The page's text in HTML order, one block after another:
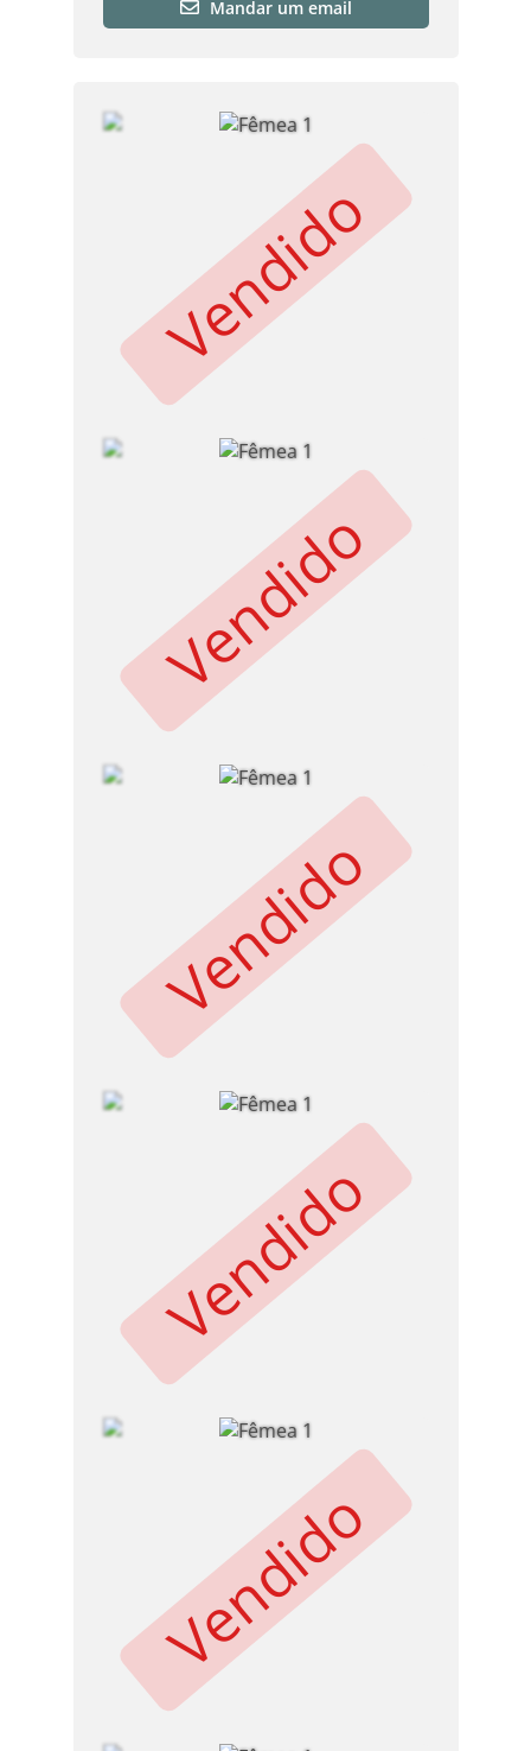
Mandar um email
Vendido
Vendido
Vendido
Vendido
Vendido